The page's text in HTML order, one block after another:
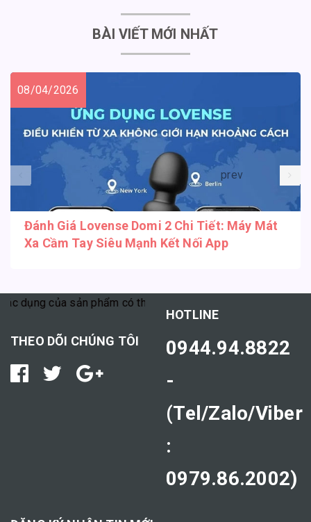
BÀI VIẾT MỚI NHẤT
08/04/2026
Đánh Giá Lovense Domi 2 Chi Tiết: Máy Mát
Xa Cầm Tay Siêu Mạnh Kết Nối App
prev
của sản phẩm có thể tùy thuộc vào cơ địa mỗi người."
THEO DÕI CHÚNG TÔI
HOTLINE
0944.94.8822
-
(Tel/Zalo/Viber
:
0979.86.2002)